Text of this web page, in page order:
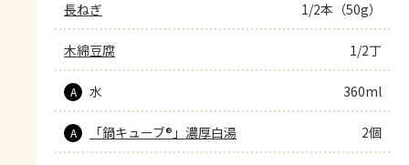
長ねぎ 1/2本（50g）
木綿豆腐 1/2丁
A 水 360ml
A 「鍋キューブ®」濃厚白湯 2個